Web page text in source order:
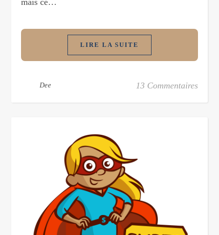
mais ce…
LIRE LA SUITE
Dee 13 Commentaires